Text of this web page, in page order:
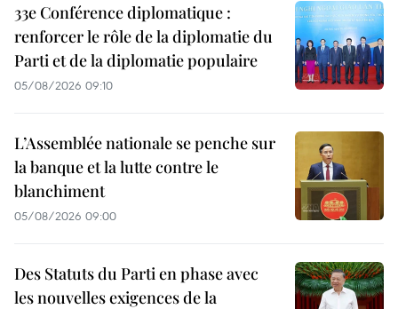
33e Conférence diplomatique :
renforcer le rôle de la diplomatie du
Parti et de la diplomatie populaire
05/08/2026 09:10
L’Assemblée nationale se penche sur
la banque et la lutte contre le
blanchiment
05/08/2026 09:00
Des Statuts du Parti en phase avec
les nouvelles exigences de la